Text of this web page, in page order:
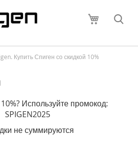
Моя
Купить Спиген со скидкой 10%
Используйте промокод:
SPIGEN2025
не суммируются